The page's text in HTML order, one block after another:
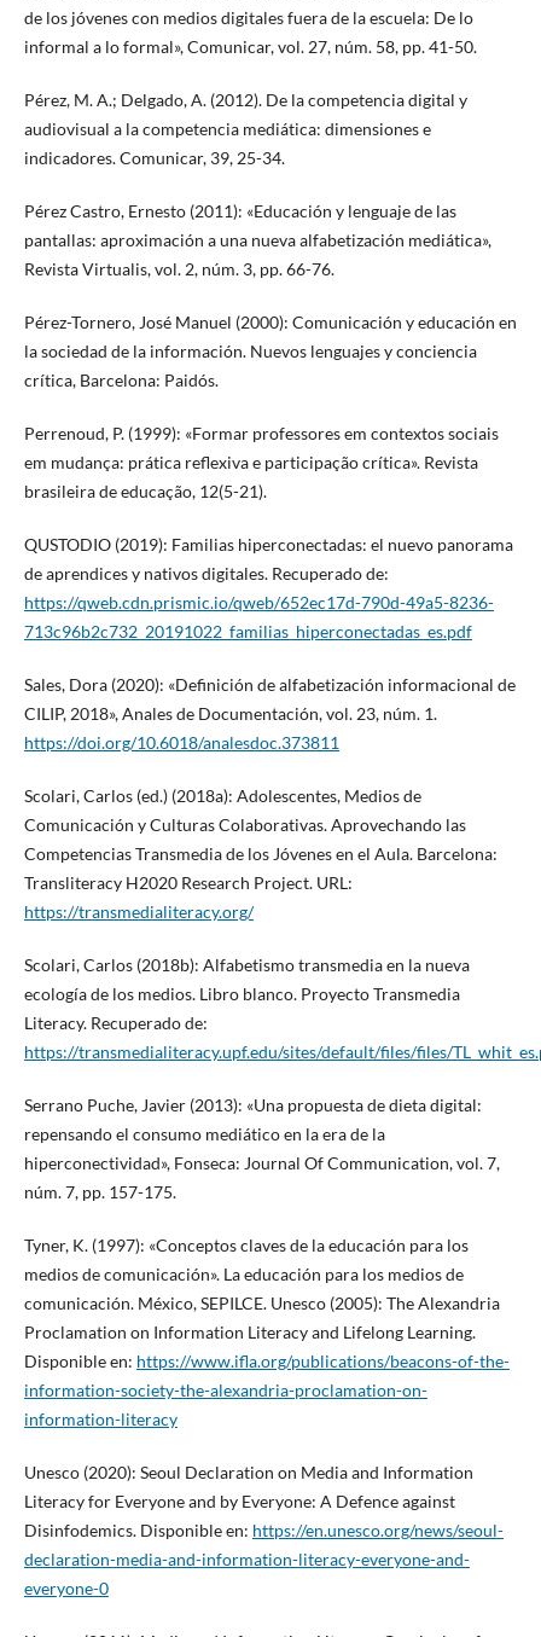
de los jóvenes con medios digitales fuera de la escuela: De lo
informal a lo formal», Comunicar, vol. 27, núm. 58, pp. 41-50.
Pérez, M. A.; Delgado, A. (2012). De la competencia digital y
audiovisual a la competencia mediática: dimensiones e
indicadores. Comunicar, 39, 25-34.
Pérez Castro, Ernesto (2011): «Educación y lenguaje de las
pantallas: aproximación a una nueva alfabetización mediática»,
Revista Virtualis, vol. 2, núm. 3, pp. 66-76.
Pérez-Tornero, José Manuel (2000): Comunicación y educación en
la sociedad de la información. Nuevos lenguajes y conciencia
crítica, Barcelona: Paidós.
Perrenoud, P. (1999): «Formar professores em contextos sociais
em mudança: prática reflexiva e participação crítica». Revista
brasileira de educação, 12(5-21).
QUSTODIO (2019): Familias hiperconectadas: el nuevo panorama
de aprendices y nativos digitales. Recuperado de:
https://qweb.cdn.prismic.io/qweb/652ec17d-790d-49a5-8236-
713c96b2c732_20191022_familias_hiperconectadas_es.pdf
Sales, Dora (2020): «Definición de alfabetización informacional de
CILIP, 2018», Anales de Documentación, vol. 23, núm. 1.
https://doi.org/10.6018/analesdoc.373811
Scolari, Carlos (ed.) (2018a): Adolescentes, Medios de
Comunicación y Culturas Colaborativas. Aprovechando las
Competencias Transmedia de los Jóvenes en el Aula. Barcelona:
Transliteracy H2020 Research Project. URL:
https://transmedialiteracy.org/
Scolari, Carlos (2018b): Alfabetismo transmedia en la nueva
ecología de los medios. Libro blanco. Proyecto Transmedia
Literacy. Recuperado de:
https://transmedialiteracy.upf.edu/sites/default/files/files/
Serrano Puche, Javier (2013): «Una propuesta de dieta digital:
repensando el consumo mediático en la era de la
hiperconectividad», Fonseca: Journal Of Communication, vol. 7,
núm. 7, pp. 157-175.
Tyner, K. (1997): «Conceptos claves de la educación para los
medios de comunicación». La educación para los medios de
comunicación. México, SEPILCE. Unesco (2005): The Alexandria
Proclamation on Information Literacy and Lifelong Learning.
Disponible en: https://www.ifla.org/publications/beacons-of-the-
information-society-the-alexandria-proclamation-on-
information-literacy
Unesco (2020): Seoul Declaration on Media and Information
Literacy for Everyone and by Everyone: A Defence against
Disinfodemics. Disponible en: https://en.unesco.org/news/seoul-
declaration-media-and-information-literacy-everyone-and-
everyone-0